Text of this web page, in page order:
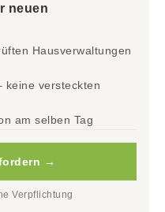
neuen
Hausverwaltungen
keine versteckten
am selben Tag
→
Verpflichtung